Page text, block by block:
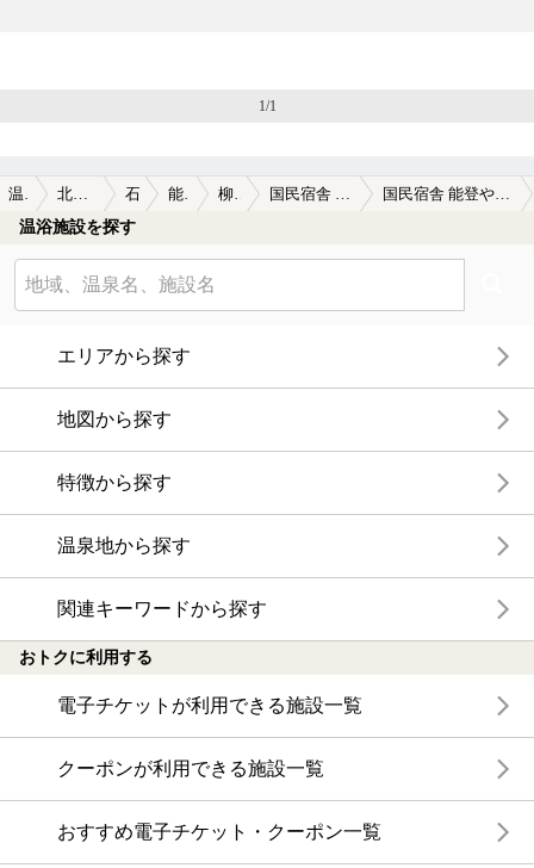
1/1
温泉TOP 北陸・甲信越 石川県 能登半島 柳田温泉 国民宿舎 能登やなぎだ荘 国民宿舎 能登やなぎだ荘の口コミ一覧
温浴施設を探す
エリアから探す
地図から探す
特徴から探す
温泉地から探す
関連キーワードから探す
おトクに利用する
電子チケットが利用できる施設一覧
クーポンが利用できる施設一覧
おすすめ電子チケット・クーポン一覧